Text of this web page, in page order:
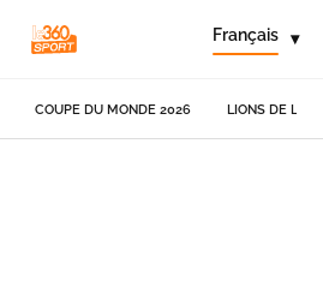
Français ▾
COUPE DU MONDE 2026 LIONS DE